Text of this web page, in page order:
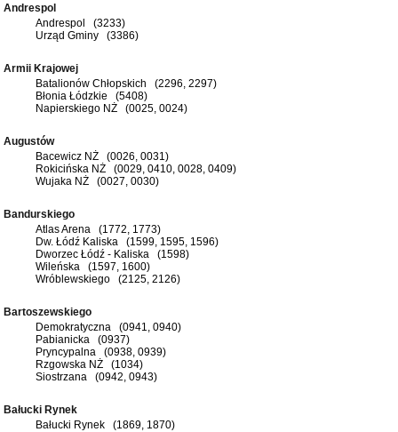
Andrespol
Andrespol (3233)
Urząd Gminy (3386)
Armii Krajowej
Batalionów Chłopskich (2296, 2297)
Błonia Łódzkie (5408)
Napierskiego NŻ (0025, 0024)
Augustów
Bacewicz NŻ (0026, 0031)
Rokicińska NŻ (0029, 0410, 0028, 0409)
Wujaka NŻ (0027, 0030)
Bandurskiego
Atlas Arena (1772, 1773)
Dw. Łódź Kaliska (1599, 1595, 1596)
Dworzec Łódź - Kaliska (1598)
Wileńska (1597, 1600)
Wróblewskiego (2125, 2126)
Bartoszewskiego
Demokratyczna (0941, 0940)
Pabianicka (0937)
Pryncypalna (0938, 0939)
Rzgowska NŻ (1034)
Siostrzana (0942, 0943)
Bałucki Rynek
Bałucki Rynek (1869, 1870)